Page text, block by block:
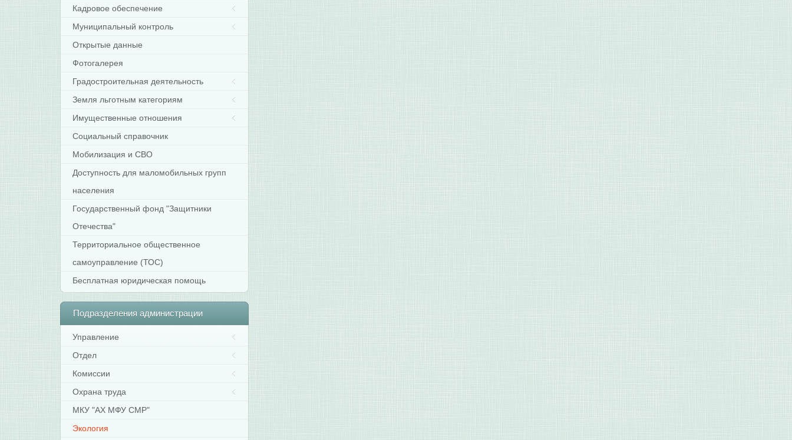
Кадровое обеспечение
Муниципальный контроль
Открытые данные
Фотогалерея
Градостроительная деятельность
Земля льготным категориям
Имущественные отношения
Социальный справочник
Мобилизация и СВО
Доступность для маломобильных групп
населения
Государственный фонд "Защитники
Отечества"
Территориальное общественное
самоуправление (ТОС)
Бесплатная юридическая помощь
Подразделения администрации
Управление
Отдел
Комиссии
Охрана труда
МКУ "АХ МФУ СМР"
Экология